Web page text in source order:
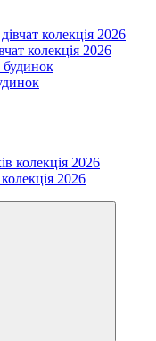
колекція 2026
2026